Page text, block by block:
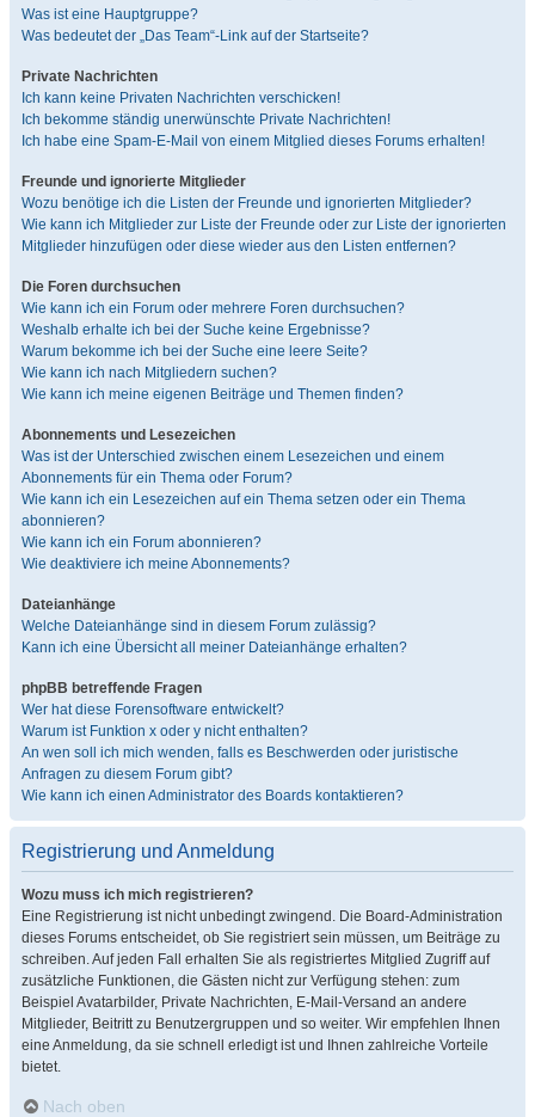
Was ist eine Hauptgruppe?
Was bedeutet der „Das Team“-Link auf der Startseite?
Private Nachrichten
Ich kann keine Privaten Nachrichten verschicken!
Ich bekomme ständig unerwünschte Private Nachrichten!
Ich habe eine Spam-E-Mail von einem Mitglied dieses Forums erhalten!
Freunde und ignorierte Mitglieder
Wozu benötige ich die Listen der Freunde und ignorierten Mitglieder?
Wie kann ich Mitglieder zur Liste der Freunde oder zur Liste der ignorierten
Mitglieder hinzufügen oder diese wieder aus den Listen entfernen?
Die Foren durchsuchen
Wie kann ich ein Forum oder mehrere Foren durchsuchen?
Weshalb erhalte ich bei der Suche keine Ergebnisse?
Warum bekomme ich bei der Suche eine leere Seite?
Wie kann ich nach Mitgliedern suchen?
Wie kann ich meine eigenen Beiträge und Themen finden?
Abonnements und Lesezeichen
Was ist der Unterschied zwischen einem Lesezeichen und einem
Abonnements für ein Thema oder Forum?
Wie kann ich ein Lesezeichen auf ein Thema setzen oder ein Thema
abonnieren?
Wie kann ich ein Forum abonnieren?
Wie deaktiviere ich meine Abonnements?
Dateianhänge
Welche Dateianhänge sind in diesem Forum zulässig?
Kann ich eine Übersicht all meiner Dateianhänge erhalten?
phpBB betreffende Fragen
Wer hat diese Forensoftware entwickelt?
Warum ist Funktion x oder y nicht enthalten?
An wen soll ich mich wenden, falls es Beschwerden oder juristische
Anfragen zu diesem Forum gibt?
Wie kann ich einen Administrator des Boards kontaktieren?
Registrierung und Anmeldung
Wozu muss ich mich registrieren?
Eine Registrierung ist nicht unbedingt zwingend. Die Board-Administration
dieses Forums entscheidet, ob Sie registriert sein müssen, um Beiträge zu
schreiben. Auf jeden Fall erhalten Sie als registriertes Mitglied Zugriff auf
zusätzliche Funktionen, die Gästen nicht zur Verfügung stehen: zum
Beispiel Avatarbilder, Private Nachrichten, E-Mail-Versand an andere
Mitglieder, Beitritt zu Benutzergruppen und so weiter. Wir empfehlen Ihnen
eine Anmeldung, da sie schnell erledigt ist und Ihnen zahlreiche Vorteile
bietet.
Nach oben